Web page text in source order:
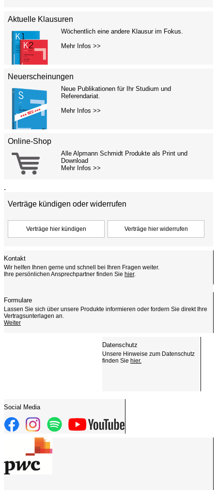
Aktuelle Klausuren
Wöchentlich eine andere Klausur im Fokus.
Mehr Infos >>
Neuerscheinungen
Neue Publikationen für Ihr Studium und
Referendariat.
Mehr Infos >>
Online-Shop
Alle Alpmann Schmidt Produkte als Print und
Download
Mehr Infos >>
.
Verträge kündigen oder widerrufen
Kontakt
Wir helfen Ihnen gerne und schnell bei Ihren Fragen weiter.
Ihre persönlichen Ansprechpartner finden Sie hier.
Formulare
Lassen Sie sich über unsere Produkte informieren oder fordern Sie direkt Ihre
Vertragsunterlagen an.
Weiter
Datenschutz
Unsere Hinweise zum Datenschutz
finden Sie hier.
Social Media